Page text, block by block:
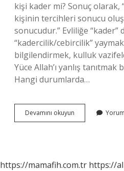
kişi kader mi? Sonuç olarak,
kişinin tercihleri ​​sonucu
sonucudur.” Evliliğe
“kadercilik/cebircilik”
bilgilendirmek, kulluk
Yüce Allah’ı yanlış
Hangi durumlarda…
Devamını okuyun Evlenilecek
Kişinin
https://mamafih.com.tr https://